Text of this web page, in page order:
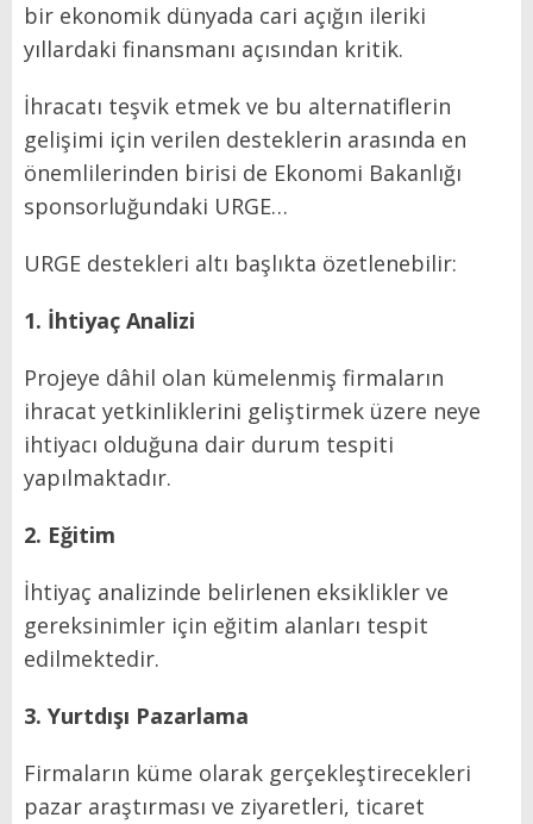
bir ekonomik dünyada cari açığın ileriki
yıllardaki finansmanı açısından kritik.
İhracatı teşvik etmek ve bu alternatiflerin
gelişimi için verilen desteklerin arasında en
önemlilerinden birisi de Ekonomi Bakanlığı
sponsorluğundaki URGE…
URGE destekleri altı başlıkta özetlenebilir:
1. İhtiyaç Analizi
Projeye dâhil olan kümelenmiş firmaların
ihracat yetkinliklerini geliştirmek üzere neye
ihtiyacı olduğuna dair durum tespiti
yapılmaktadır.
2. Eğitim
İhtiyaç analizinde belirlenen eksiklikler ve
gereksinimler için eğitim alanları tespit
edilmektedir.
3. Yurtdışı Pazarlama
Firmaların küme olarak gerçekleştirecekleri
pazar araştırması ve ziyaretleri, ticaret